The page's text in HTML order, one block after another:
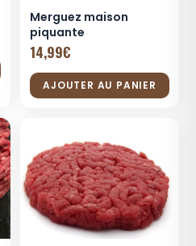
Merguez maison
piquante
14,99€
AJOUTER AU PANIER